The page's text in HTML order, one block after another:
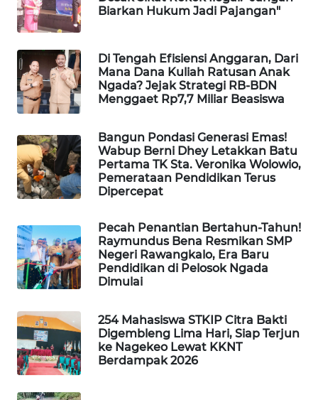
Biarkan Hukum Jadi Pajangan"
Di Tengah Efisiensi Anggaran, Dari
Mana Dana Kuliah Ratusan Anak
Ngada? Jejak Strategi RB-BDN
Menggaet Rp7,7 Miliar Beasiswa
Bangun Pondasi Generasi Emas!
Wabup Berni Dhey Letakkan Batu
Pertama TK Sta. Veronika Wolowio,
Pemerataan Pendidikan Terus
Dipercepat
Pecah Penantian Bertahun-Tahun!
Raymundus Bena Resmikan SMP
Negeri Rawangkalo, Era Baru
Pendidikan di Pelosok Ngada
Dimulai
254 Mahasiswa STKIP Citra Bakti
Digembleng Lima Hari, Siap Terjun
ke Nagekeo Lewat KKNT
Berdampak 2026
LKKI
KOPEKLIN
PORTAL
KONSUMEN
FORWAMKI
ALPERKLINAS
TAMBANG
NEWS
NEWS
SIDIKALANG
NEWS